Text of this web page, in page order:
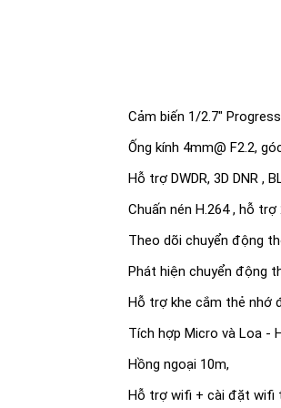
Cảm biến 1/2.7"
Ống kính 4mm@ F2.2,
Hỗ trợ DWDR, 3D DNR ,
Chuấn nén H.264 , hỗ
Theo dõi chuyển động
Phát hiện chuyển động
Hỗ trợ khe cắm thẻ nhớ
Tích hợp Micro và Loa -
Hồng ngoại 10m,
Hỗ trợ wifi + cài đặt wifi